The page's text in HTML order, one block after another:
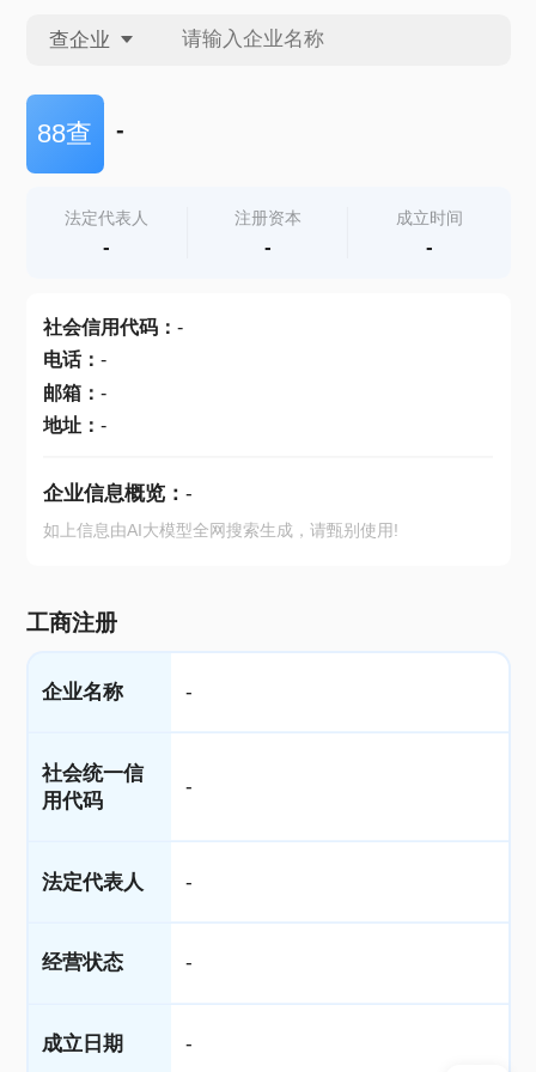
查企业
查企业
查产地
88查 -
法定代表人
-
注册资本
-
成立时间
-
社会信用代码： -
电话： -
邮箱： -
地址： -
企业信息概览： -
如上信息由AI大模型全网搜索生成，请甄别使用!
工商注册
企业名称 -
社会统一信
用代码
-
法定代表人 -
经营状态 -
成立日期 -